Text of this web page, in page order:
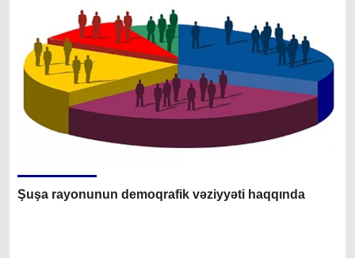
Şuşa rayonunun demoqrafik vəziyyəti haqqında